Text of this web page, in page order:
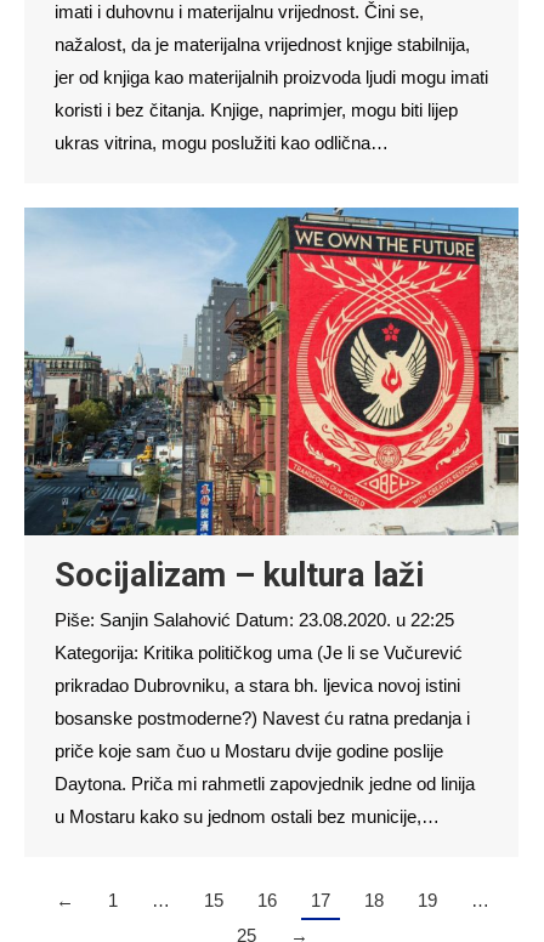
imati i duhovnu i materijalnu vrijednost. Čini se,
nažalost, da je materijalna vrijednost knjige stabilnija,
jer od knjiga kao materijalnih proizvoda ljudi mogu imati
koristi i bez čitanja. Knjige, naprimjer, mogu biti lijep
ukras vitrina, mogu poslužiti kao odlična…
Socijalizam – kultura laži
Piše: Sanjin Salahović Datum: 23.08.2020. u 22:25
Kategorija: Kritika političkog uma (Je li se Vučurević
prikradao Dubrovniku, a stara bh. ljevica novoj istini
bosanske postmoderne?) Navest ću ratna predanja i
priče koje sam čuo u Mostaru dvije godine poslije
Daytona. Priča mi rahmetli zapovjednik jedne od linija
u Mostaru kako su jednom ostali bez municije,…
← 1 … 15 16 17 18 19
…
25
→